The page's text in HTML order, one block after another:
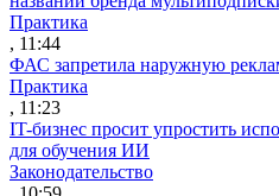
Практика
, 11:44
ФАС запретила наружную
Практика
, 11:23
IT-бизнес просит упростить
для обучения ИИ
Законодательство